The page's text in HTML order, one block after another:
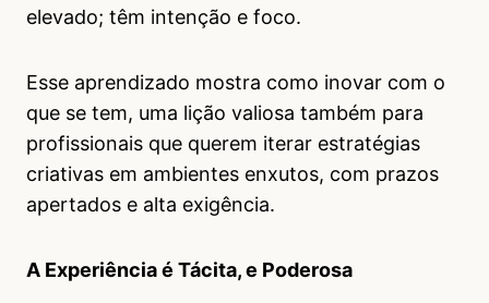
elevado; têm intenção e foco.
Esse aprendizado mostra como inovar com o
que se tem, uma lição valiosa também para
profissionais que querem iterar estratégias
criativas em ambientes enxutos, com prazos
apertados e alta exigência.
A Experiência é Tácita, e Poderosa